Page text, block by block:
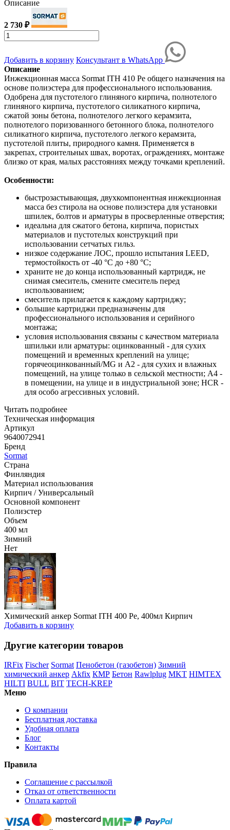
Описание
2 730 ₽
Добавить в корзину Консультант в WhatsApp
Описание
Инжекционная масса Sormat ITH 410 Pe общего назначения на
основе полиэстера для профессионального использования.
Одобрена для пустотелого глиняного кирпича, полнотелого
глиняного кирпича, пустотелого силикатного кирпича,
сжатой зоны бетона, полнотелого легкого керамзита,
полнотелого поризованного бетонного блока, полнотелого
силикатного кирпича, пустотелого легкого керамзита,
пустотелой плиты, природного камня. Применяется в
закрепах, строительных швах, воротах, ограждениях, монтаже
близко от края, малых расстояниях между точками креплений.
Особенности:
быстрозастывающая, двухкомпонентная инжекционная
масса без стирола на основе полиэстера для установки
шпилек, болтов и арматуры в просверленные отверстия;
идеальна для сжатого бетона, кирпича, пористых
материалов и пустотелых конструкций при
использовании сетчатых гильз.
низкое содержание ЛОС, прошло испытания LEED,
термостойкость от -40 °C до +80 °C;
храните не до конца использованный картридж, не
снимая смеситель, смените смеситель перед
использованием;
смеситель прилагается к каждому картриджу;
большие картриджи предназначены для
профессионального использования и серийного
монтажа;
условия использования связаны с качеством материала
шпильки или арматуры: оцинкованный - для сухих
помещений и временных креплений на улице;
горячеоцинкованный/MG и A2 - для сухих и влажных
помещений, на улице только в сельской местности; A4 -
в помещении, на улице и в индустриальной зоне; HCR -
для особо агрессивных условий.
Читать подробнее
Техническая информация
Артикул
9640072941
Бренд
Sormat
Страна
Финляндия
Материал использования
Кирпич / Универсальный
Основной компонент
Полиэстер
Объем
400 мл
Зимний
Нет
Химический анкер Sormat ITH 400 Pe, 400мл Кирпич
Добавить в корзину
Другие категории товаров
IRFix Fischer Sormat Пенобетон (газобетон) Зимний
химический анкер Akfix КМР Бетон Rawlplug MKT HIMTEX
HILTI BULL BIT TECH-KREP
Меню
О компании
Бесплатная доставка
Удобная оплата
Блог
Контакты
Правила
Соглашение с рассылкой
Отказ от ответственности
Оплата картой